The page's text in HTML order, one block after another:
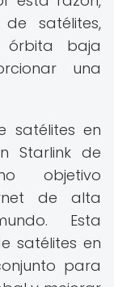
satélites,
órbita baja
una
satélites en
Starlink de
objetivo
de alta
Esta
satélites en
para